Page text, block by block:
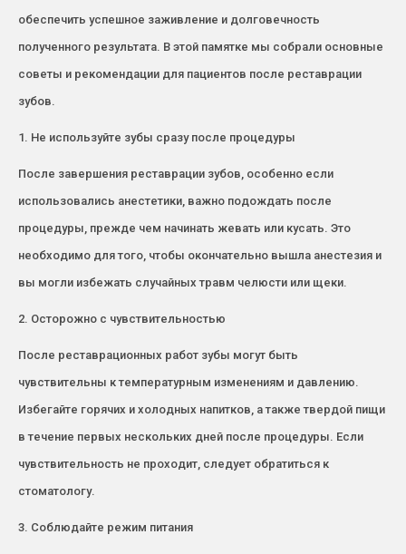
обеспечить успешное заживление и долговечность
полученного результата. В этой памятке мы собрали основные
советы и рекомендации для пациентов после реставрации
зубов.
1. Не используйте зубы сразу после процедуры
После завершения реставрации зубов, особенно если
использовались анестетики, важно подождать после
процедуры, прежде чем начинать жевать или кусать. Это
необходимо для того, чтобы окончательно вышла анестезия и
вы могли избежать случайных травм челюсти или щеки.
2. Осторожно с чувствительностью
После реставрационных работ зубы могут быть
чувствительны к температурным изменениям и давлению.
Избегайте горячих и холодных напитков, а также твердой пищи
в течение первых нескольких дней после процедуры. Если
чувствительность не проходит, следует обратиться к
стоматологу.
3. Соблюдайте режим питания